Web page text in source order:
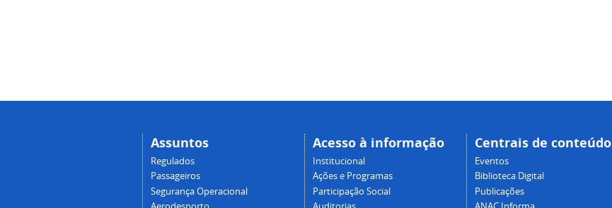
Assuntos
Regulados
Passageiros
Segurança Operacional
Acesso à informação
Institucional
Ações e Programas
Participação Social
Centrais de conteúdo
Eventos
Biblioteca Digital
Publicações